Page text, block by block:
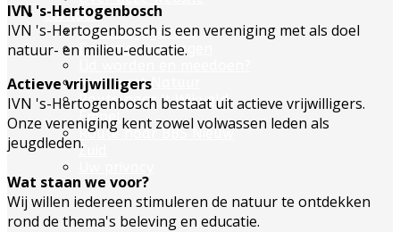
Contact
Contactgegevens
Excursie aanvragen
Meldpunt Natuur
Route naar 't Wikveld
Empel
Route naar BBS Nieuw
Zuid
IVN 's-Hertogenbosch
IVN 's-Hertogenbosch is een vereniging met als doel
natuur- en milieu-educatie.
Actieve vrijwilligers
IVN 's-Hertogenbosch bestaat uit actieve vrijwilligers.
Onze vereniging kent zowel volwassen leden als
jeugdleden.
Wat staan we voor?
Wij willen iedereen stimuleren de natuur te ontdekken
rond de thema's beleving en educatie.